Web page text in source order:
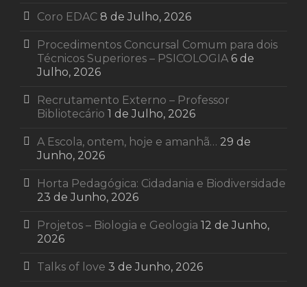
Coro EDAC 8 de Julho, 2026
Procedimentos Concursal Comum para dois
Técnicos Superiores – PSICOLOGIA 6 de
Julho, 2026
Recrutamento Externo – Professor
Bibliotecário 1 de Julho, 2026
A Escola, ontem, hoje e amanhã… 29 de
Junho, 2026
Horta Pedagógica: Cidadania e Biodiversidade
23 de Junho, 2026
Projetos – Biologia e Geologia 12 de Junho,
2026
Talks of love 3 de Junho, 2026